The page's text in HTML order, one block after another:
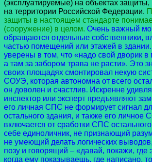
(эксплуатируемые) на объектах
на территории Российской Федерации.
защиты в настоящем стандарте
(сооружение) в целом. Очень важный
обращаются отдельные собственники,
частью помещений или этажей в
уверены в том, что «надо свой дворик в
а там за забором трава не расти». Это
своих площадях смонтировал некую
СОУЭ, которая автономна от всего
он доволен и счастлив. Искренне
инспектор или эксперт предъявляют
его личная СПС не формирует сигнал
остального здания, и также его личное
включается от сработки СПС
себе единоличник, не признающий
не умеющий делать логических
позу и говорящий – «давай, покажи, где
когда ему показываешь, где написано,